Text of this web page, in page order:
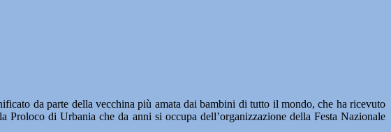
da parte della vecchina più amata dai bambini di tutto il mondo, che ha ricevuto
Proloco di Urbania che da anni si occupa dell’organizzazione della Festa Nazionale